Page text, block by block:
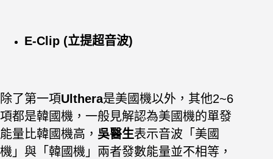
E-Clip (立提超音波)
除了第一項Ulthera是美國機以外，其他2~6
項都是韓國機，一般見解認為美國機的單發
能量比韓國機高， 吳醫生表示音波「美國
機」與「韓國機」兩者發數能量並不相等，